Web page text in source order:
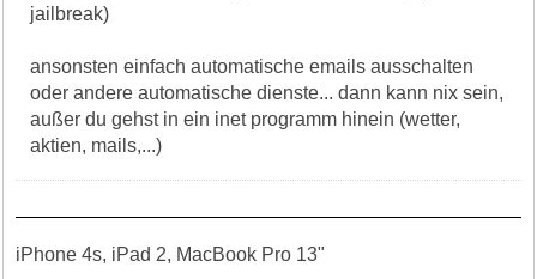
jailbreak)
ansonsten einfach automatische emails ausschalten
oder andere automatische dienste... dann kann nix sein,
außer du gehst in ein inet programm hinein (wetter,
aktien, mails,...)
iPhone 4s, iPad 2, MacBook Pro 13"